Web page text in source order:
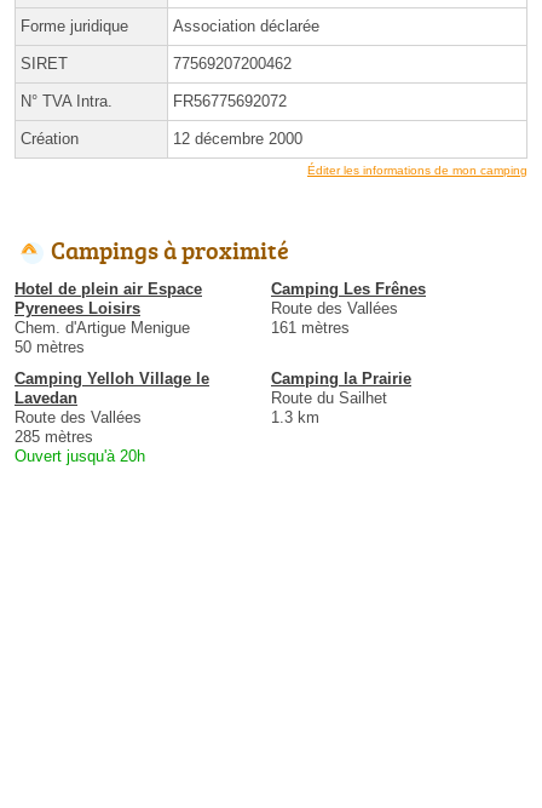
Forme juridique Association déclarée
SIRET 77569207200462
N° TVA Intra. FR56775692072
Création 12 décembre 2000
Éditer les informations de mon camping
Campings à proximité
Hotel de plein air Espace
Pyrenees Loisirs
Chem. d'Artigue Menigue
50 mètres
Camping Les Frênes
Route des Vallées
161 mètres
Camping Yelloh Village le
Lavedan
Route des Vallées
285 mètres
Ouvert jusqu'à 20h
Camping la Prairie
Route du Sailhet
1.3 km